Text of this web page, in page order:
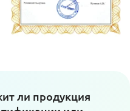
ли продукция